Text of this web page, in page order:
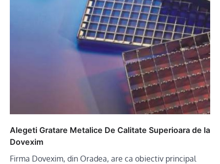
Alegeti Gratare Metalice De Calitate Superioara de la
Dovexim
Firma Dovexim, din Oradea, are ca obiectiv principal